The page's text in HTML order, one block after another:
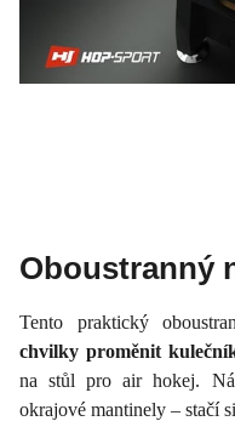
Oboustranný
Tento praktický
chvilky proměnit
na stůl pro air hokej.
okrajové mantinely – stačí